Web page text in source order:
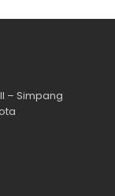
– Simpang